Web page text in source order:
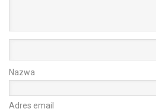
Nazwa
Adres email